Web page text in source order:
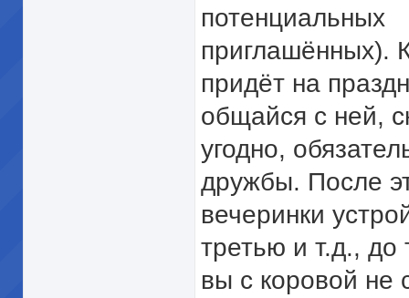
потенциальных
приглашённых).
придёт на
общайся с ней,
угодно,
дружбы. После
вечеринки
третью и т.д., до
вы с коровой не